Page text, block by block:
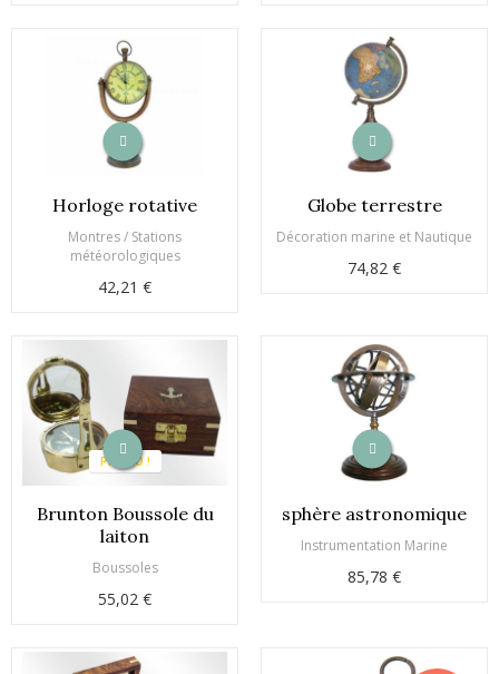
Horloge rotative
Montres / Stations
météorologiques
42,21 €
Globe terrestre
Décoration marine et Nautique
74,82 €
PROMO !
Brunton Boussole du
laiton
Boussoles
55,02 €
sphère astronomique
Instrumentation Marine
85,78 €